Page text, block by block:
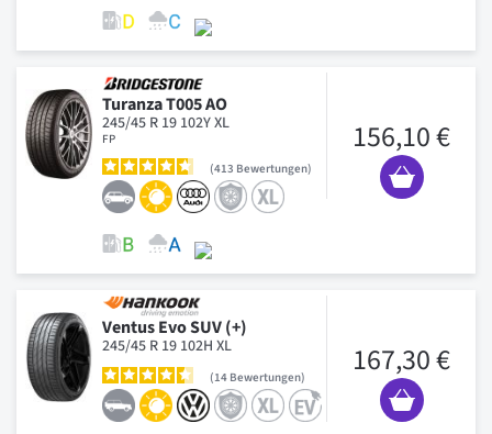
Turanza T005 AO
245/45 R 19 102Y XL
FP
413 Bewertungen
156,10 €
Ventus Evo SUV (+)
245/45 R 19 102H XL
14 Bewertungen 167,30 €